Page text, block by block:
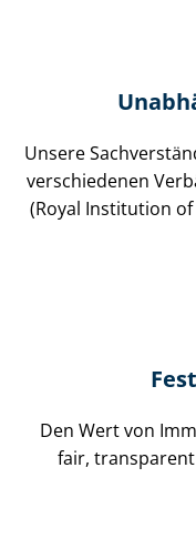
Unsere
verschiedenen
(Royal Institution
Den Wert von
fair,